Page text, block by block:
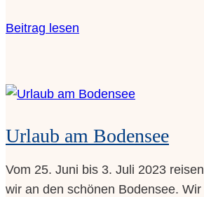
Bei­trag lesen
Urlaub am Bodensee
Vom 25. Juni bis 3. Juli 2023 rei­sen
wir an den schö­nen Boden­see. Wir